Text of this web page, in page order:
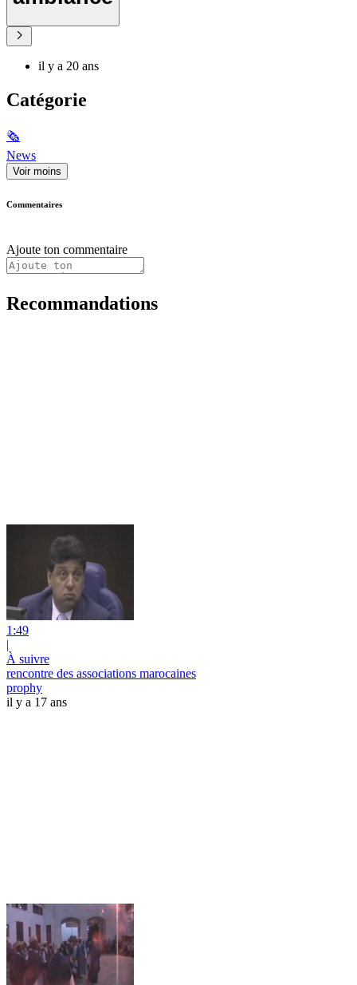
il y a 20 ans
Catégorie
🗞
News
Voir moins
Commentaires
Ajoute ton commentaire
Recommandations
1:49
|
À suivre
rencontre des associations marocaines
prophy
il y a 17 ans